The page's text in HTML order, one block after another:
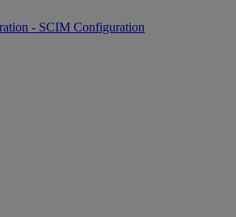
- SCIM Configuration